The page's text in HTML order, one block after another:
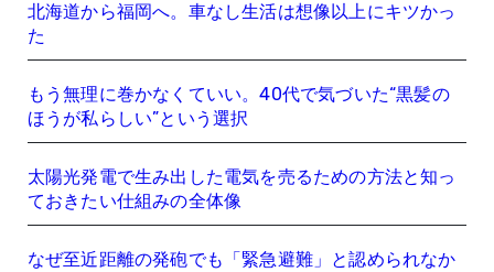
北海道から福岡へ。車なし生活は想像以上にキツかっ
た
もう無理に巻かなくていい。40代で気づいた“黒髪の
ほうが私らしい”という選択
太陽光発電で生み出した電気を売るための方法と知っ
ておきたい仕組みの全体像
なぜ至近距離の発砲でも「緊急避難」と認められなか